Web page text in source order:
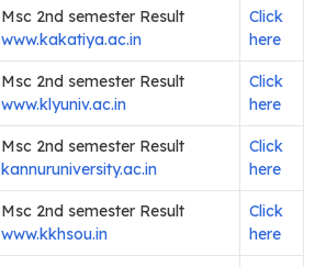
Msc 2nd semester Result
www.kakatiya.ac.in
Click
here
Msc 2nd semester Result
www.klyuniv.ac.in
Click
here
Msc 2nd semester Result
kannuruniversity.ac.in
Click
here
Msc 2nd semester Result
www.kkhsou.in
Click
here